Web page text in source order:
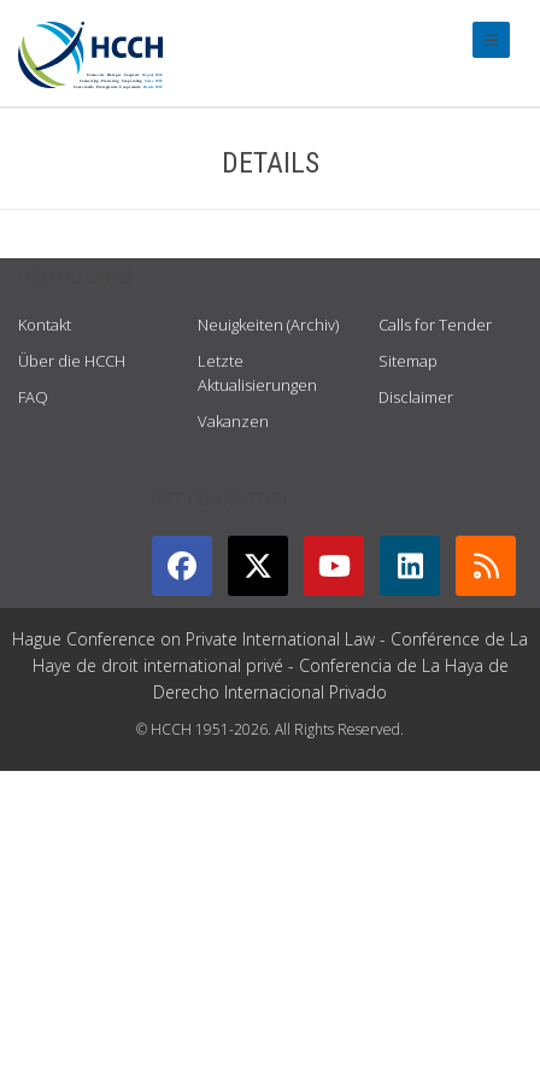
DETAILS
Kontakt
Über die HCCH
FAQ
Neuigkeiten (Archiv)
Letzte
Aktualisierungen
Vakanzen
Calls for Tender
Sitemap
Disclaimer
Hague Conference on Private International Law - Conférence de La
Haye de droit international privé - Conferencia de La Haya de
Derecho Internacional Privado
© HCCH 1951-2026. All Rights Reserved.